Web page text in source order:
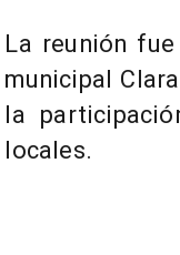
La reunión
municipal
la
locales.